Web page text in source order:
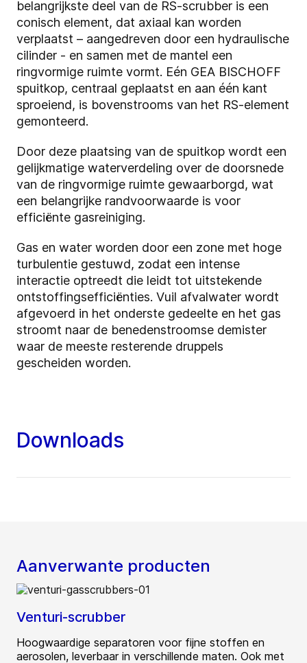
belangrijkste deel van de RS-scrubber is een
conisch element, dat axiaal kan worden
verplaatst – aangedreven door een hydraulische
cilinder - en samen met de mantel een
ringvormige ruimte vormt. Eén GEA BISCHOFF
spuitkop, centraal geplaatst en aan één kant
sproeiend, is bovenstrooms van het RS-element
gemonteerd.
Door deze plaatsing van de spuitkop wordt een
gelijkmatige waterverdeling over de doorsnede
van de ringvormige ruimte gewaarborgd, wat
een belangrijke randvoorwaarde is voor
efficiënte gasreiniging.
Gas en water worden door een zone met hoge
turbulentie gestuwd, zodat een intense
interactie optreedt die leidt tot uitstekende
ontstoffingsefficiënties. Vuil afvalwater wordt
afgevoerd in het onderste gedeelte en het gas
stroomt naar de benedenstroomse demister
waar de meeste resterende druppels
gescheiden worden.
Downloads
Aanverwante producten
Venturi-scrubber
Hoogwaardige separatoren voor fijne stoffen en
aerosolen, leverbaar in verschillende maten. Ook met